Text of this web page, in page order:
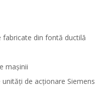
din fontă ductilă
mașinii
de acționare Siemens